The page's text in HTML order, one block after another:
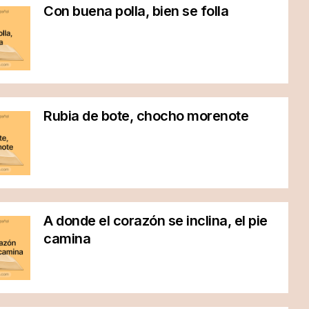
Con buena polla, bien se folla
Rubia de bote, chocho morenote
A donde el corazón se inclina, el pie
camina